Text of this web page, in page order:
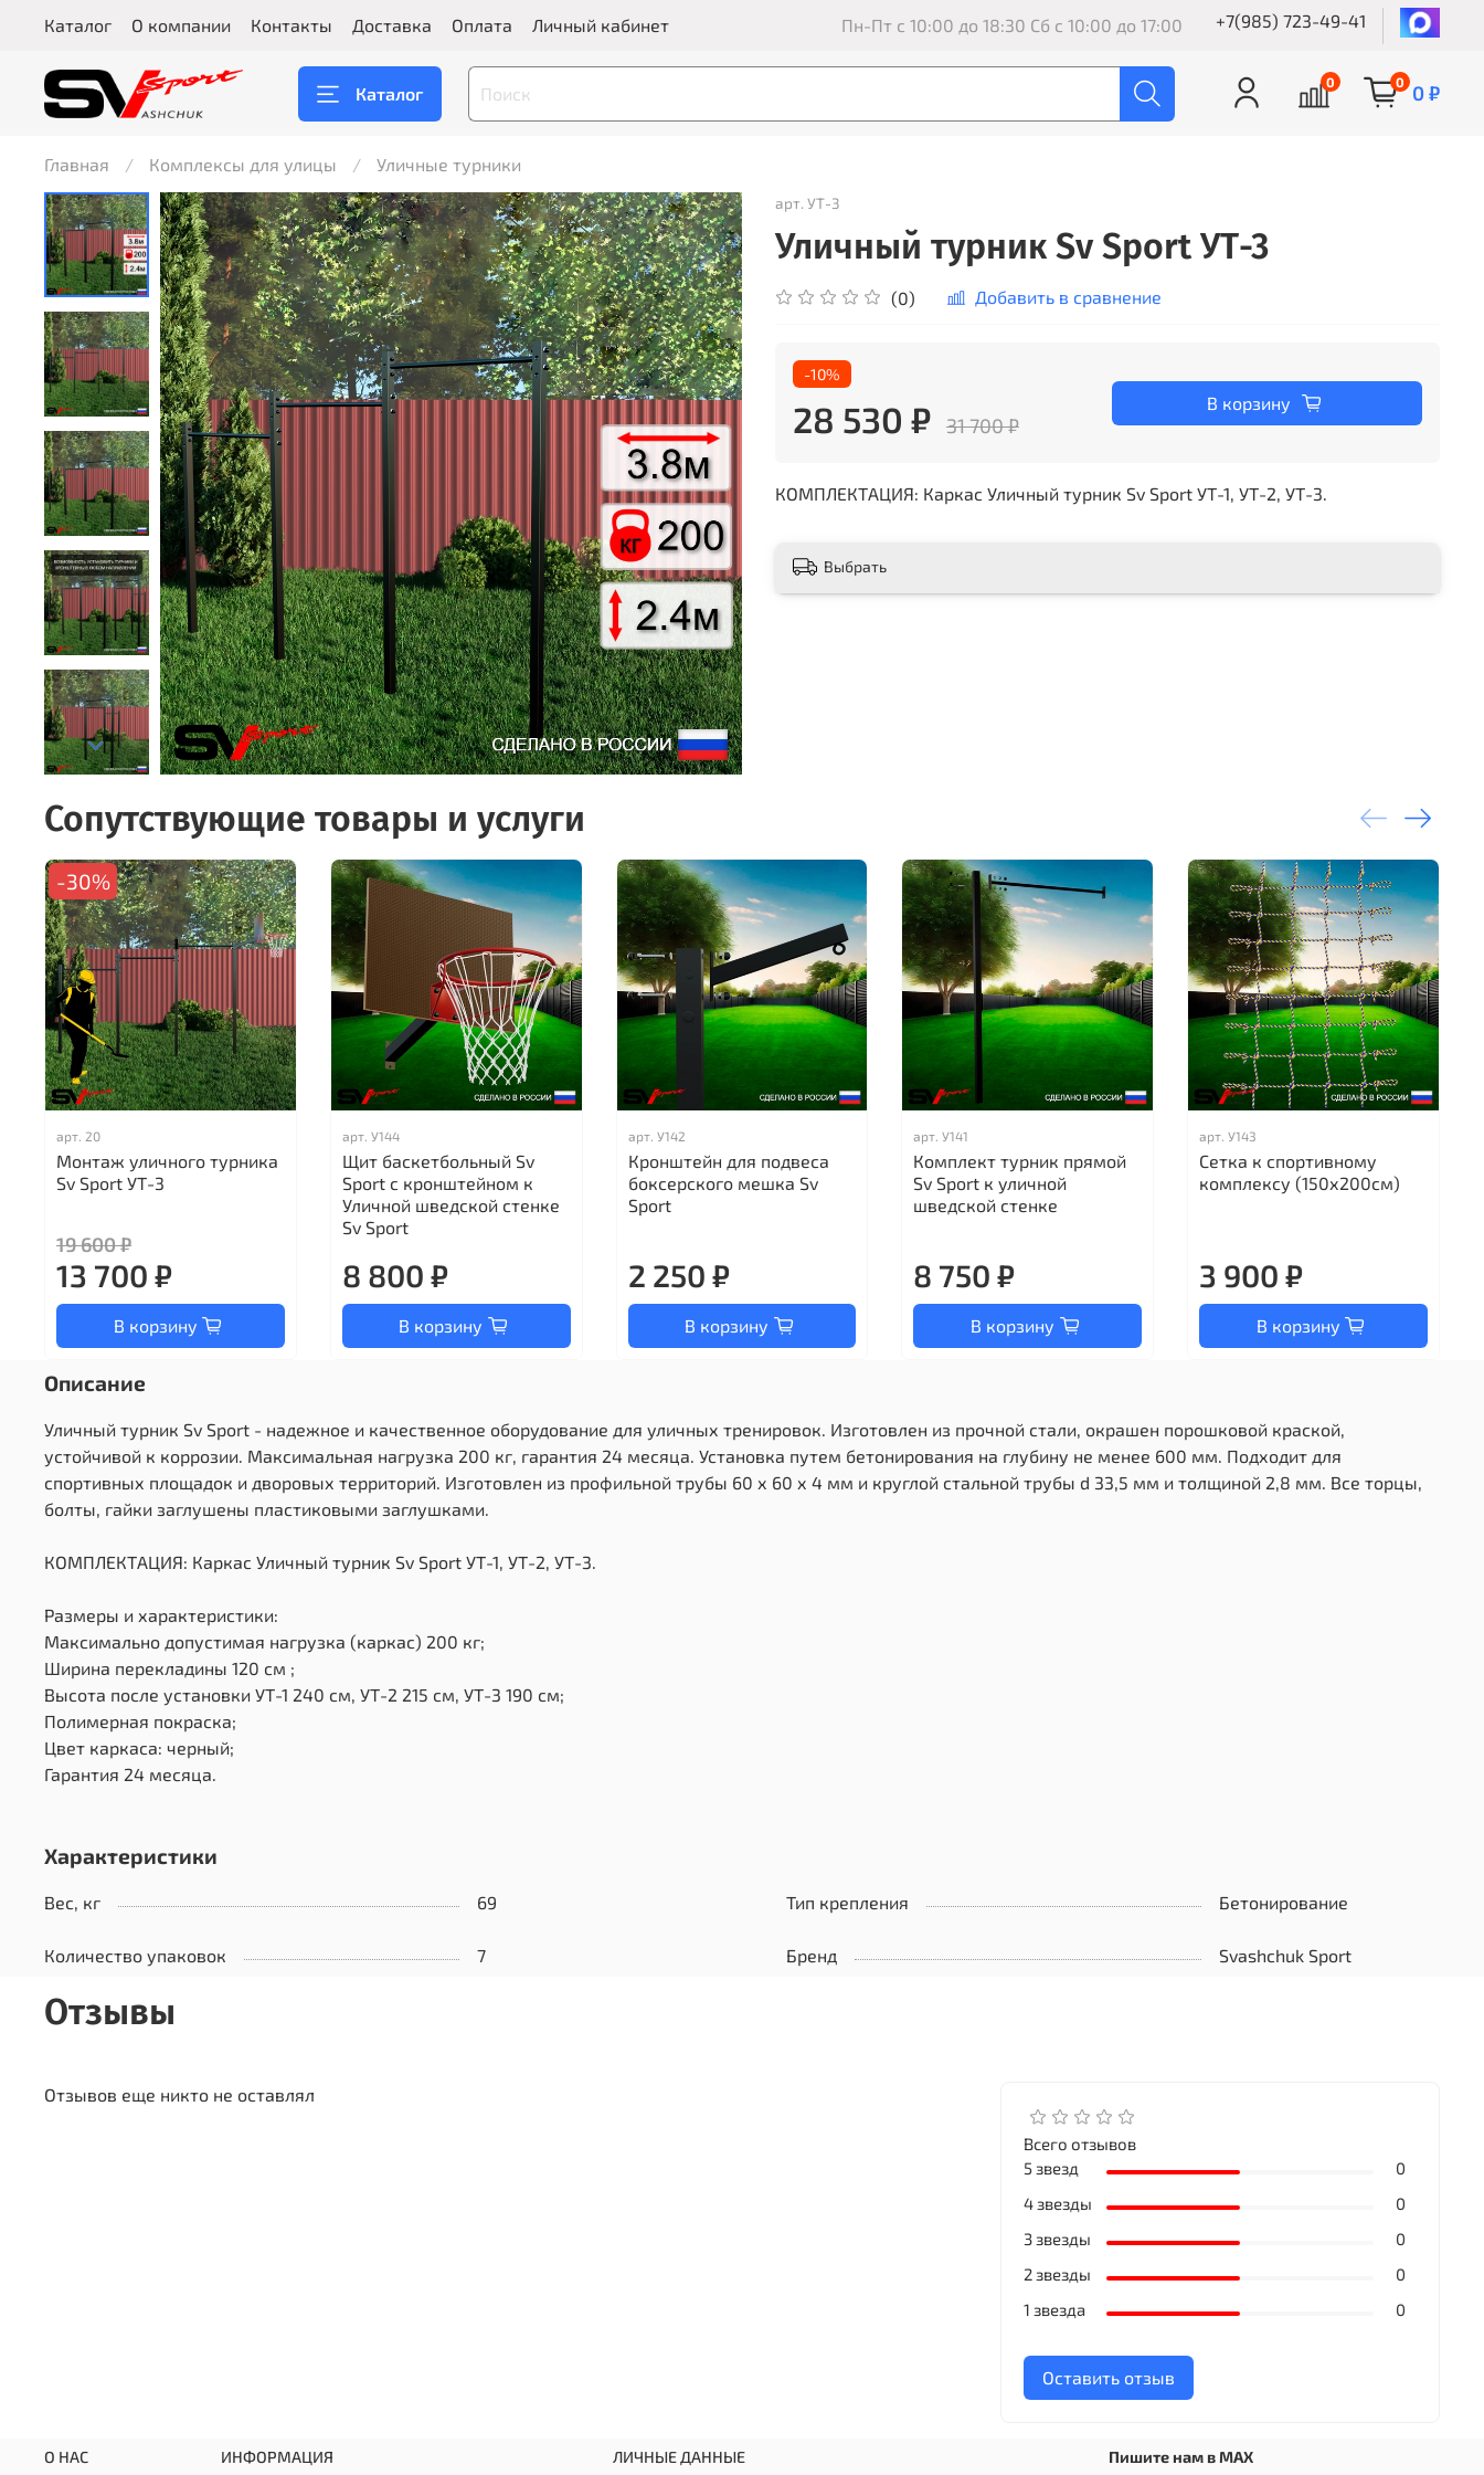
Каталог О компании Контакты Доставка Оплата Личный кабинет Пн-Пт с 10:00 до 18:30 Сб с 10:00 до 17:00 +7(985) 723-49-41
Каталог
0 0 0 ₽
Главная Комплексы для улицы Уличные турники
арт. УТ-3
Уличный турник Sv Sport УТ-3
(0) Добавить в сравнение
-10%
28 530 ₽ 31 700 ₽
В корзину
КОМПЛЕКТАЦИЯ: Каркас Уличный турник Sv Sport УТ-1, УТ-2, УТ-3.
Выбрать
Сопутствующие товары и услуги
-30%
арт. 20
Монтаж уличного турника
Sv Sport УТ-3
19 600 ₽
13 700 ₽
В корзину
арт. У144
Щит баскетбольный Sv
Sport c кронштейном к
Уличной шведской стенке
Sv Sport
8 800 ₽
В корзину
арт. У142
Кронштейн для подвеса
боксерского мешка Sv
Sport
2 250 ₽
В корзину
арт.У141
Комплект турник прямой
Sv Sport к уличной
шведской стенке
8 750 ₽
В корзину
арт.У143
Сетка к спортивному
комплексу (150х200см)
3 900 ₽
В корзину
Описание
Уличный турник Sv Sport - надежное и качественное оборудование для уличных тренировок. Изготовлен из прочной стали, окрашен порошковой краской,
устойчивой к коррозии. Максимальная нагрузка 200 кг, гарантия 24 месяца. Установка путем бетонирования на глубину не менее 600 мм. Подходит для
спортивных площадок и дворовых территорий. Изготовлен из профильной трубы 60 х 60 х 4 мм и круглой стальной трубы d 33,5 мм и толщиной 2,8 мм. Все торцы,
болты, гайки заглушены пластиковыми заглушками.
КОМПЛЕКТАЦИЯ: Каркас Уличный турник Sv Sport УТ-1, УТ-2, УТ-3.
Размеры и характеристики:
Максимально допустимая нагрузка (каркас) 200 кг;
Ширина перекладины 120 см ;
Высота после установки УТ-1 240 см, УТ-2 215 см, УТ-3 190 см;
Полимерная покраска;
Цвет каркаса: черный;
Гарантия 24 месяца.
Характеристики
Вес, кг 69 Тип крепления Бетонирование
Количество упаковок 7 Бренд Svashchuk Sport
Отзывы
Отзывов еще никто не оставлял
Всего отзывов
5 звезд
0
4 звезды
0
3 звезды
0
2 звезды
0
1 звезда
0
Оставить отзыв
О НАС ИНФОРМАЦИЯ ЛИЧНЫЕ ДАННЫЕ Пишите нам в MAX